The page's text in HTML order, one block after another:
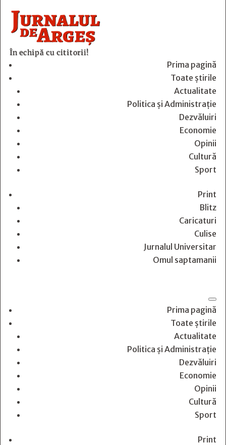
În echipă cu cititorii!
Prima pagină
Toate știrile
Actualitate
Politica și Administrație
Dezvăluiri
Economie
Opinii
Cultură
Sport
Print
Blitz
Caricaturi
Culise
Jurnalul Universitar
Omul saptamanii
Prima pagină
Toate știrile
Actualitate
Politica și Administrație
Dezvăluiri
Economie
Opinii
Cultură
Sport
Print